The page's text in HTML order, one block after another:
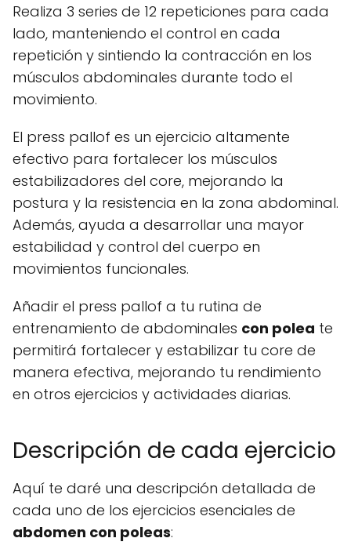
Realiza 3 series de 12 repeticiones para cada
lado, manteniendo el control en cada
repetición y sintiendo la contracción en los
músculos abdominales durante todo el
movimiento.
El press pallof es un ejercicio altamente
efectivo para fortalecer los músculos
estabilizadores del core, mejorando la
postura y la resistencia en la zona abdominal.
Además, ayuda a desarrollar una mayor
estabilidad y control del cuerpo en
movimientos funcionales.
Añadir el press pallof a tu rutina de
entrenamiento de abdominales con polea te
permitirá fortalecer y estabilizar tu core de
manera efectiva, mejorando tu rendimiento
en otros ejercicios y actividades diarias.
Descripción de cada ejercicio
Aquí te daré una descripción detallada de
cada uno de los ejercicios esenciales de
abdomen con poleas: